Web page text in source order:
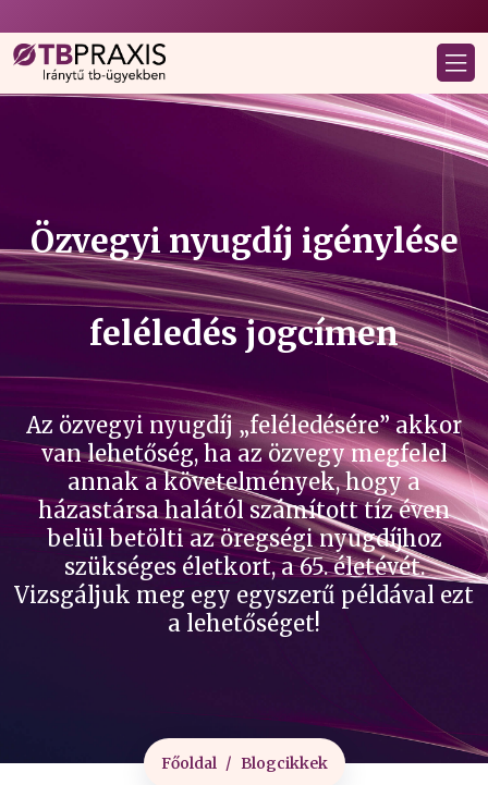
Özvegyi nyugdíj igénylése
feléledés jogcímen
Az özvegyi nyugdíj „feléledésére” akkor
van lehetőség, ha az özvegy megfelel
annak a követelmények, hogy a
házastársa halától számított tíz éven
belül betölti az öregségi nyugdíjhoz
szükséges életkort, a 65. életévét.
Vizsgáljuk meg egy egyszerű példával ezt
a lehetőséget!
Főoldal Blogcikkek